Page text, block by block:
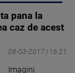
pana la
caz de acest
08-03-2017 | 16:21
Imagini